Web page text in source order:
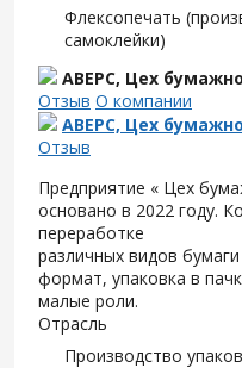
Флексопечать
самоклейки)
АВЕРС, Цех
Отзыв О компании
АВЕРС, Цех
Отзыв
Предприятие « Цех
основано в 2022 году.
переработке
различных видов
формат, упаковка в
малые роли.
Отрасль
Производство